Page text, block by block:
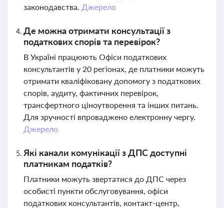
законодавства. Джерело
Де можна отримати консультації з
податкових спорів та перевірок?
В Україні працюють Офіси податкових
консультантів у 20 регіонах, де платники можуть
отримати кваліфіковану допомогу з податкових
спорів, аудиту, фактичних перевірок,
трансфертного ціноутворення та інших питань.
Для зручності впроваджено електронну чергу.
Джерело
Які канали комунікації з ДПС доступні
платникам податків?
Платники можуть звертатися до ДПС через
особисті пункти обслуговування, офіси
податкових консультантів, контакт-центр,